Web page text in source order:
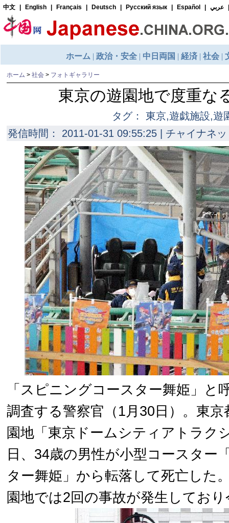
ホーム > 社会 > フォトギャラリー
東京の遊園地で度重な
タグ： 東京,遊戯施設,遊
発信時間： 2011-01-31 09:55:25 | チャイナネ
「スピニングコースター舞姫」と
調査する警察官（1月30日）。東
園地「東京ドームシティアトラク
日、34歳の男性が小型コースター
ター舞姫」から転落して死亡した
園地では2回の事故が発生してお